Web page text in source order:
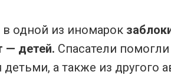
одной из иномарок
— детей. Спасатели
а также из другого